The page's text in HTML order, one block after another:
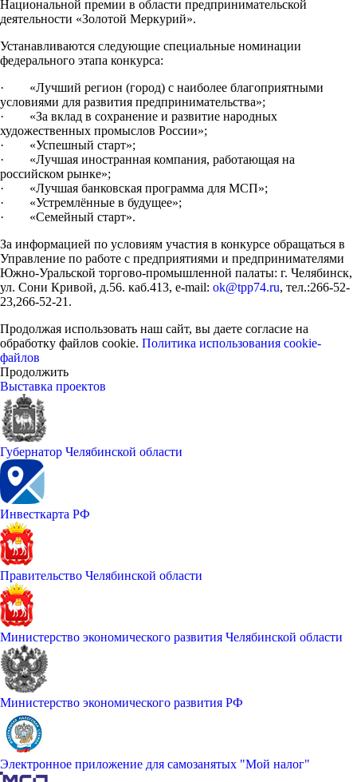
Национальной премии в области предпринимательской
деятельности «Золотой Меркурий».
Устанавливаются следующие специальные номинации
федерального этапа конкурса:
· «Лучший регион (город) с наиболее благоприятными
условиями для развития предпринимательства»;
· «За вклад в сохранение и развитие народных
художественных промыслов России»;
· «Успешный старт»;
· «Лучшая иностранная компания, работающая на
российском рынке»;
· «Лучшая банковская программа для МСП»;
· «Устремлённые в будущее»;
· «Семейный старт».
За информацией по условиям участия в конкурсе обращаться в
Управление по работе с предприятиями и предпринимателями
Южно-Уральской торгово-промышленной палаты: г. Челябинск,
ул. Сони Кривой, д.56. каб.413, e-mail: ok@tpp74.ru, тел.:266-52-
23,266-52-21.
Продолжая использовать наш сайт, вы даете согласие на
обработку файлов cookie. Политика использования cookie-
файлов
Продолжить
Выставка проектов
Губернатор Челябинской области
Инвесткарта РФ
Правительство Челябинской области
Министерство экономического развития Челябинской области
Министерство экономического развития РФ
Электронное приложение для самозанятых "Мой налог"